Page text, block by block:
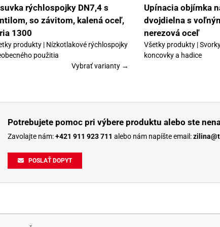
rýchlospojky DN7,4 s
so závitom, kalená oceľ,
1300
produkty | Nízkotlakové rýchlospojky
použitia
Vybrať varianty →
vybrať
na
stránke
Upínacia objímka
dvojdielna s
nerezová oceľ
Všetky produkty |
koncovky a hadice
Potrebujete pomoc pri výbere produktu alebo ste
Zavolajte nám:+421 911 923 711 alebo nám napíšte email:
POSLAŤ DOPYT